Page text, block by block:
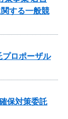
する一般競
プロポーザル
保対策委託